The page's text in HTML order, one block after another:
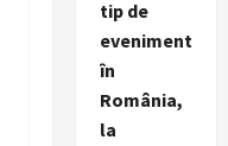
tip de
eveniment
în
România,
la